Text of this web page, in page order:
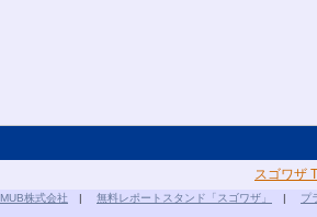
スゴワザ
MUB株式会社 無料レポートスタンド「スゴワザ」 プ